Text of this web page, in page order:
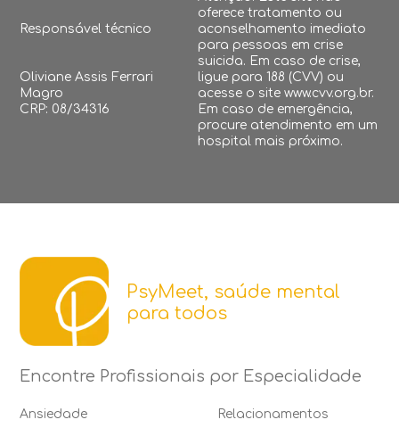
Responsável técnico
Oliviane Assis Ferrari
Magro
CRP: 08/34316
oferece tratamento ou
aconselhamento imediato
para pessoas em crise
suicida. Em caso de crise,
ligue para 188 (CVV) ou
acesse o site www.cvv.org.br.
Em caso de emergência,
procure atendimento em um
hospital mais próximo.
PsyMeet, saúde mental
para todos
Encontre Profissionais por Especialidade
Ansiedade
Relacionamentos